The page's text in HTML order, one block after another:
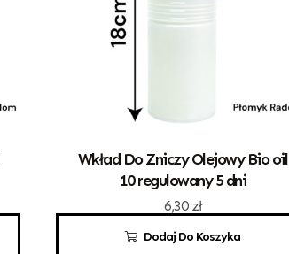
Dodaj Do Koszyka
Wkład Do Zniczy Olejowy Bio oil
10 regulowany 5 dni
6,30 zł